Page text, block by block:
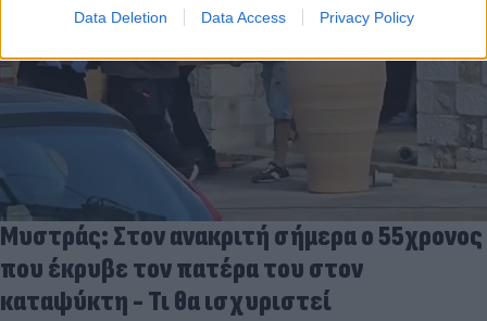
Data Deletion Data Access Privacy Policy
Μυστράς: Στον ανακριτή σήμερα ο 55χρονος
που έκρυβε τον πατέρα του στον
καταψύκτη - Τι θα ισχυριστεί